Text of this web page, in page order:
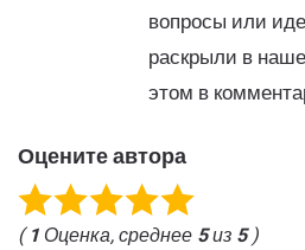
вопросы или
раскрыли в
этом в
Оцените автора
( 1 Оценка, среднее 5из 5)